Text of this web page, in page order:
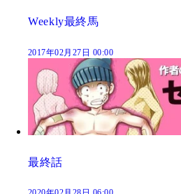
Weekly最終馬
2017年02月27日 00:00
最終話